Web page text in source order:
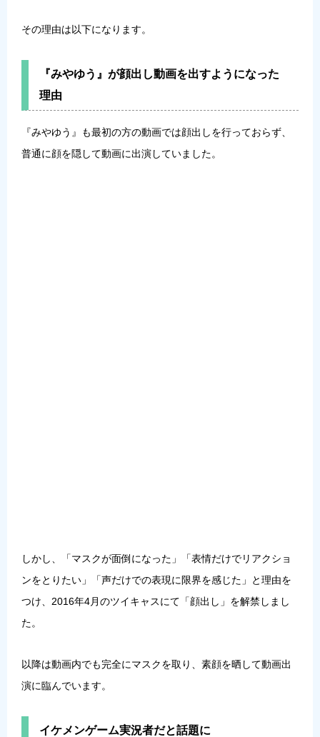
その理由は以下になります。
『みやゆう』が顔出し動画を出すようになった
理由
『みやゆう』も最初の方の動画では顔出しを行っておらず、
普通に顔を隠して動画に出演していました。
しかし、「マスクが面倒になった」「表情だけでリアクショ
ンをとりたい」「声だけでの表現に限界を感じた」と理由を
つけ、2016年4月のツイキャスにて「顔出し」を解禁しまし
た。
以降は動画内でも完全にマスクを取り、素顔を晒して動画出
演に臨んでいます。
イケメンゲーム実況者だと話題に